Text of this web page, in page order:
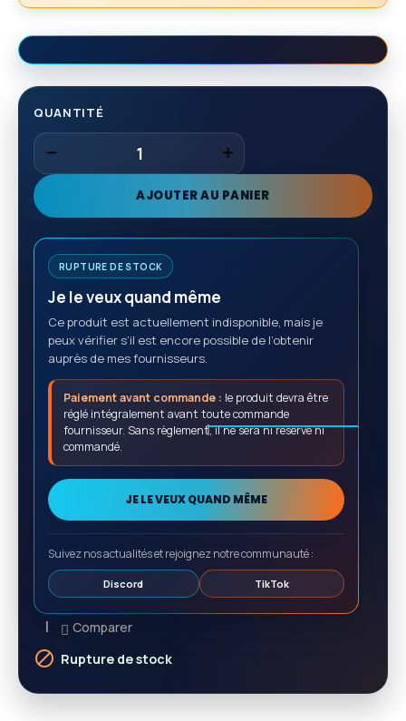
QUANTITÉ
AJOUTER AU PANIER
RUPTURE DE STOCK
Je le veux quand même
Ce produit est actuellement indisponible, mais je
peux vérifier s’il est encore possible de l’obtenir
auprès de mes fournisseurs.
Paiement avant commande : le produit devra être
réglé intégralement avant toute commande
fournisseur. Sans règlement, il ne sera ni réservé ni
commandé.
JE LE VEUX QUAND MÊME
Suivez nos actualités et rejoignez notre communauté :
Discord TikTok
Comparer
 Rupture de stock